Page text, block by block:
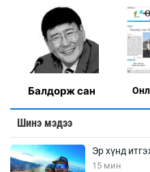
Балдорж сан
Шинэ мэдээ
Эр хүнд
15 мин